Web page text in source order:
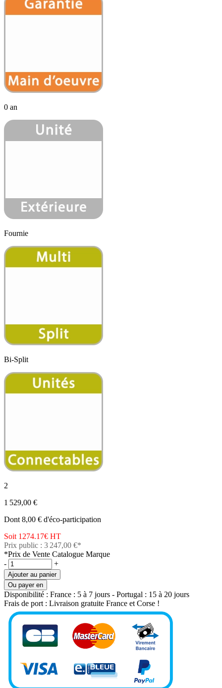
0 an
Fournie
Bi-Split
2
1 529,00 €
Dont 8,00 € d'éco-participation
Soit 1274.17€ HT
Prix public : 3 247,00 €*
*Prix de Vente Catalogue Marque
-
+
Ajouter au panier
Ou payer en
Disponibilité : France : 5 à 7 jours - Portugal : 15 à 20 jours
Frais de port : Livraison gratuite France et Corse !